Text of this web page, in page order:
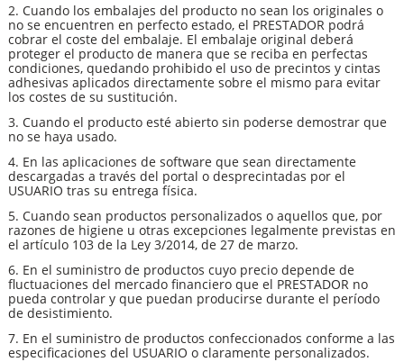
2. Cuando los embalajes del producto no sean los originales o
no se encuentren en perfecto estado, el PRESTADOR podrá
cobrar el coste del embalaje. El embalaje original deberá
proteger el producto de manera que se reciba en perfectas
condiciones, quedando prohibido el uso de precintos y cintas
adhesivas aplicados directamente sobre el mismo para evitar
los costes de su sustitución.
3. Cuando el producto esté abierto sin poderse demostrar que
no se haya usado.
4. En las aplicaciones de software que sean directamente
descargadas a través del portal o desprecintadas por el
USUARIO tras su entrega física.
5. Cuando sean productos personalizados o aquellos que, por
razones de higiene u otras excepciones legalmente previstas en
el artículo 103 de la Ley 3/2014, de 27 de marzo.
6. En el suministro de productos cuyo precio depende de
fluctuaciones del mercado financiero que el PRESTADOR no
pueda controlar y que puedan producirse durante el período
de desistimiento.
7. En el suministro de productos confeccionados conforme a las
especificaciones del USUARIO o claramente personalizados.